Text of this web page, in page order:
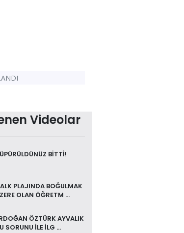
Videolar
BİTTİ!
PLAJINDA BOĞULMAK
OLAN ÖĞRETM ...
ÖZTÜRK AYVALIK
SORUNU İLE İLG ...